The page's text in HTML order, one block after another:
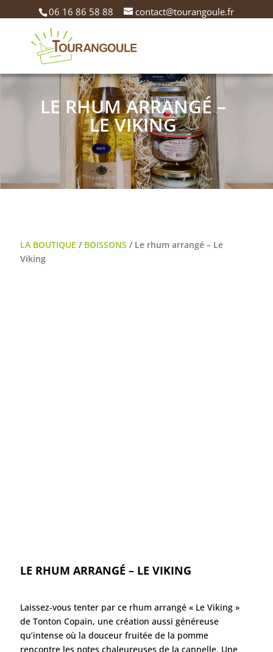
06 16 86 58 88 contact@tourangoule.fr
LE RHUM ARRANGÉ –
LE VIKING
LA BOUTIQUE / BOISSONS / Le rhum arrangé – Le
Viking
LE RHUM ARRANGÉ – LE VIKING
Laissez-vous tenter par ce rhum arrangé « Le Viking »
de Tonton Copain, une création aussi généreuse
qu’intense où la douceur fruitée de la pomme
rencontre les notes chaleureuses de la cannelle. Une